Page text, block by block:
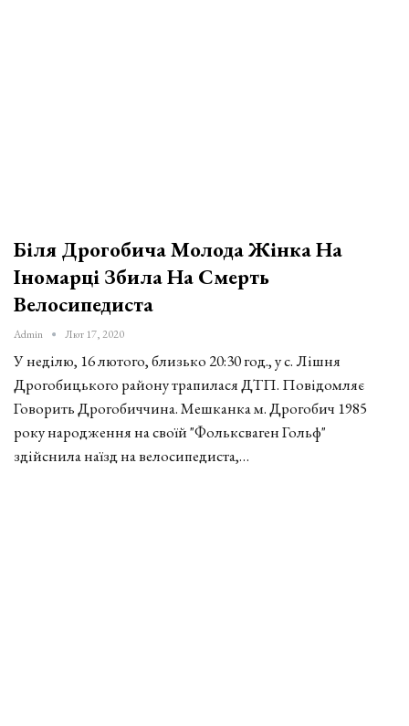
Біля Дрогобича Молода Жінка На
Іномарці Збила На Смерть
Велосипедиста
Admin Лют 17, 2020
У неділю, 16 лютого, близько 20:30 год., у с. Лішня
Дрогобицького району трапилася ДТП. Повідомляє
Говорить Дрогобиччина. Мешканка м. Дрогобич 1985
року народження на своїй "Фольксваген Гольф"
здійснила наїзд на велосипедиста,…